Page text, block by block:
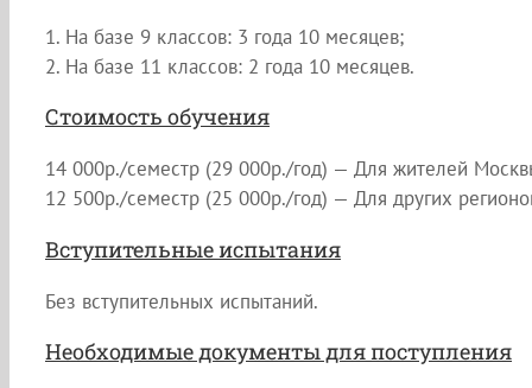
1. На базе 9 классов: 3 года 10 месяцев;
2. На базе 11 классов: 2 года 10 месяцев.
Стоимость обучения
14 000р./семестр (29 000р./год) — Для жителей
12 500р./семестр (25 000р./год) — Для других
Вступительные испытания
Без вступительных испытаний.
Необходимые документы для поступления